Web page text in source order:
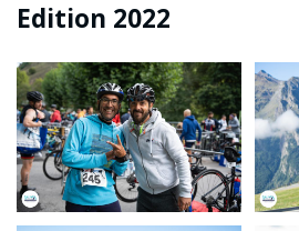
Edition 2022